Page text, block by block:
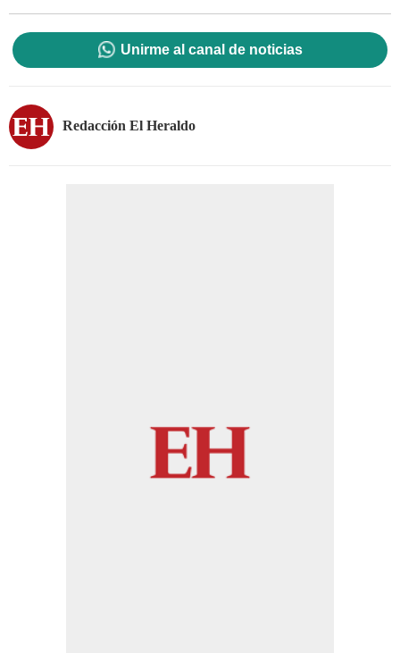
Unirme al canal de noticias
Redacción El Heraldo